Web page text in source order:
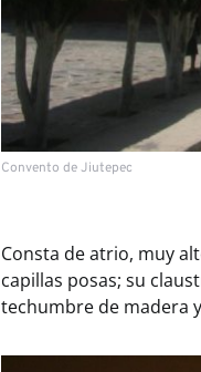
Convento de Jiutepec
Consta de atrio, muy
capillas posas; su
techumbre de madera